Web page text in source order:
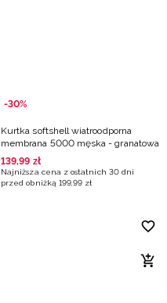
-30%
Kurtka softshell wiatroodporna
membrana 5000 męska - granatowa
139,99 zł
Najniższa cena z ostatnich 30 dni
przed obniżką 199,99 zł